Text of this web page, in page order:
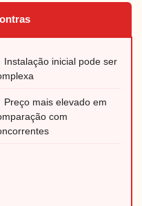
Instalação inicial pode ser
Preço mais elevado em
com